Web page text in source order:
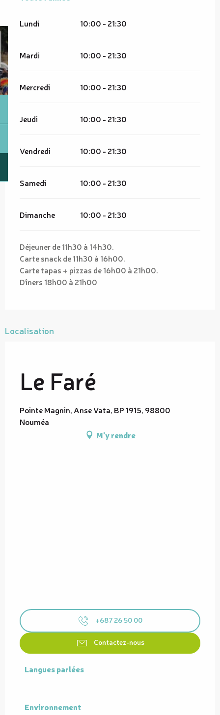
Lundi 10:00 - 21:30
Mardi 10:00 - 21:30
Mercredi 10:00 - 21:30
Jeudi 10:00 - 21:30
Vendredi 10:00 - 21:30
Samedi 10:00 - 21:30
Dimanche 10:00 - 21:30
Déjeuner de 11h30 à 14h30.
Carte snack de 11h30 à 16h00.
Carte tapas + pizzas de 16h00 à 21h00.
Dîners 18h00 à 21h00
Localisation
Le Faré
Pointe Magnin, Anse Vata, BP 1915, 98800
Nouméa
M'y rendre
+687 26 50 00
Contactez-nous
Langues parlées
Langues parlées
Environnement
Environnement